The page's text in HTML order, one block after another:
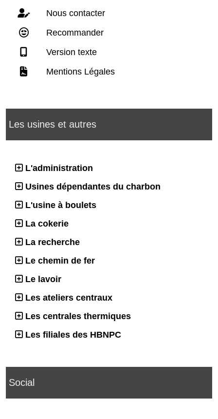
Nous contacter
Recommander
Version texte
Mentions Légales
Les usines et autres
L'administration
Usines dépendantes du charbon
L'usine à boulets
La cokerie
La recherche
Le chemin de fer
Le lavoir
Les ateliers centraux
Les centrales thermiques
Les filiales des HBNPC
Social